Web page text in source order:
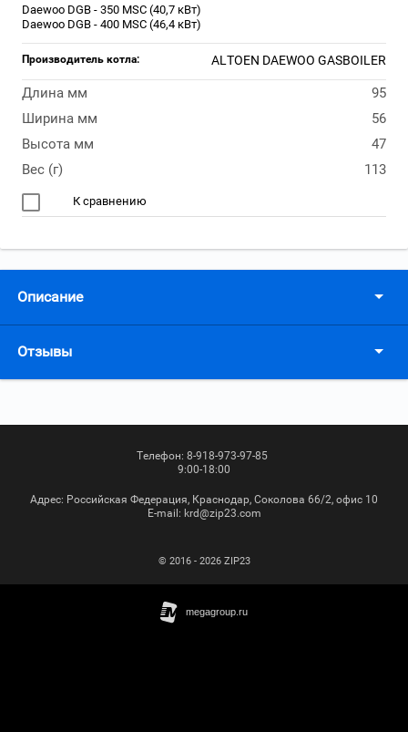
Daewoo DGB - 350 MSC (40,7 кВт)
Daewoo DGB - 400 MSC (46,4 кВт)
Производитель котла: ALTOEN DAEWOO GASBOILER
Длина мм
95
Ширина мм
56
Высота мм
47
Вес (г)
113
К сравнению
Описание
Отзывы
Телефон: 8-918-973-97-85
9:00-18:00
Адрес: Российская Федерация, Краснодар, Соколова 66/2, офис 10
Е-mail: krd@zip23.com
© 2016 - 2026 ZIP23